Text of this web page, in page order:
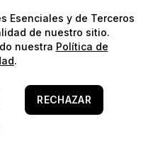
superiores a 60€!*⭐️
Esenciales y de Terceros
de nuestro sitio.
nuestra Política de
.
RECHAZAR